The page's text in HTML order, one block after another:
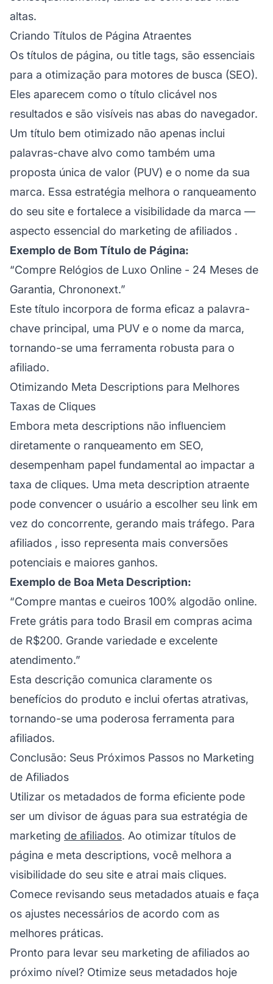
altas.
Criando Títulos de Página Atraentes
Os títulos de página, ou title tags, são essenciais
para a otimização para motores de busca (SEO).
Eles aparecem como o título clicável nos
resultados e são visíveis nas abas do navegador.
Um título bem otimizado não apenas inclui
palavras-chave alvo como também uma
proposta única de valor (PUV) e o nome da sua
marca. Essa estratégia melhora o ranqueamento
do seu site e fortalece a visibilidade da marca —
aspecto essencial do marketing de afiliados .
Exemplo de Bom Título de Página:
“Compre Relógios de Luxo Online - 24 Meses de
Garantia, Chrononext.”
Este título incorpora de forma eficaz a palavra-
chave principal, uma PUV e o nome da marca,
tornando-se uma ferramenta robusta para o
afiliado.
Otimizando Meta Descriptions para Melhores
Taxas de Cliques
Embora meta descriptions não influenciem
diretamente o ranqueamento em SEO,
desempenham papel fundamental ao impactar a
taxa de cliques. Uma meta description atraente
pode convencer o usuário a escolher seu link em
vez do concorrente, gerando mais tráfego. Para
afiliados , isso representa mais conversões
potenciais e maiores ganhos.
Exemplo de Boa Meta Description:
“Compre mantas e cueiros 100% algodão online.
Frete grátis para todo Brasil em compras acima
de R$200. Grande variedade e excelente
atendimento.”
Esta descrição comunica claramente os
benefícios do produto e inclui ofertas atrativas,
tornando-se uma poderosa ferramenta para
afiliados.
Conclusão: Seus Próximos Passos no Marketing
de Afiliados
Utilizar os metadados de forma eficiente pode
ser um divisor de águas para sua estratégia de
marketing de afiliados. Ao otimizar títulos de
página e meta descriptions, você melhora a
visibilidade do seu site e atrai mais cliques.
Comece revisando seus metadados atuais e faça
os ajustes necessários de acordo com as
melhores práticas.
Pronto para levar seu marketing de afiliados ao
próximo nível? Otimize seus metadados hoje